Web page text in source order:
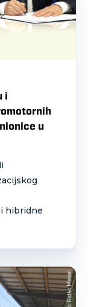
i
u
hibridne